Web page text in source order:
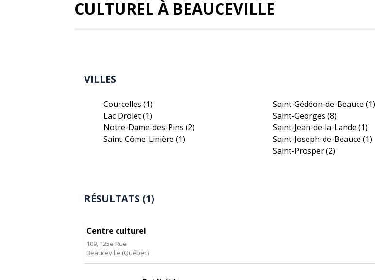
CULTUREL À BEAUCEVILLE
VILLES
Courcelles (1)
Lac Drolet(1)
Notre-Dame-des-Pins (2)
Saint-Côme-Linière (1)
Saint-Gédéon-de-Beauce(1)
Saint-Georges(8)
Saint-Jean-de-la-Lande(1)
Saint-Joseph-de-Beauce(1)
Saint-Prosper(2)
RÉSULTATS (1)
Centre culturel
109, 125e Rue
Beauceville (Québec)